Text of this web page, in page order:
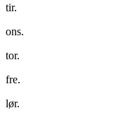
tir.
ons.
tor.
fre.
lør.